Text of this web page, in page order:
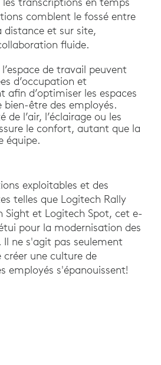
comblent le fossé entre
distance et sur site,
fluide.
de travail peuvent
d’occupation et
afin d’optimiser les espaces
bien-être des employés.
l’air, l’éclairage ou les
le confort, autant que la
équipe.
exploitables et des
telles que Logitech Rally
Sight et Logitech Spot, cet e-
pour la modernisation des
Il ne s'agit pas seulement
une culture de
employés s'épanouissent!